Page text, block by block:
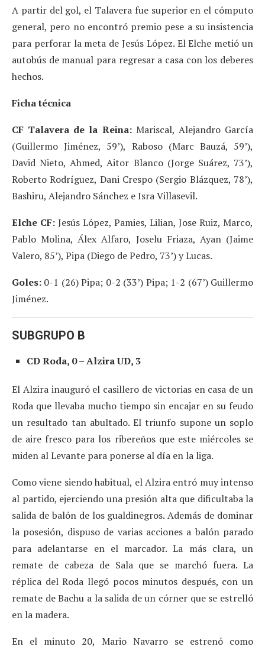
A partir del gol, el Talavera fue superior en el cómputo
general, pero no encontró premio pese a su insistencia
para perforar la meta de Jesús López. El Elche metió un
autobús de manual para regresar a casa con los deberes
hechos.
Ficha técnica
CF Talavera de la Reina:Mariscal, Alejandro García
(Guillermo Jiménez, 59’), Raboso (Marc Bauzá, 59’),
David Nieto, Ahmed, Aitor Blanco (Jorge Suárez, 73’),
Roberto Rodríguez, Dani Crespo (Sergio Blázquez, 78’),
Bashiru, Alejandro Sánchez e Isra Villasevil.
Elche CF: Jesús López, Pamies, Lilian, Jose Ruiz, Marco,
Pablo Molina, Álex Alfaro, Joselu Friaza, Ayan (Jaime
Valero, 85’), Pipa (Diego de Pedro, 73’) y Lucas.
Goles: 0-1 (26) Pipa; 0-2 (33’) Pipa; 1-2 (67’) Guillermo
Jiménez.
SUBGRUPO B
CD Roda, 0 – Alzira UD, 3
El Alzira inauguró el casillero de victorias en casa de un
Roda que llevaba mucho tiempo sin encajar en su feudo
un resultado tan abultado. El triunfo supone un soplo
de aire fresco para los ribereños que este miércoles se
miden al Levante para ponerse al día en la liga.
Como viene siendo habitual, el Alzira entró muy intenso
al partido, ejerciendo una presión alta que dificultaba la
salida de balón de los gualdinegros. Además de dominar
la posesión, dispuso de varias acciones a balón parado
para adelantarse en el marcador. La más clara, un
remate de cabeza de Sala que se marchó fuera. La
réplica del Roda llegó pocos minutos después, con un
remate de Bachu a la salida de un córner que se estrelló
en la madera.
En el minuto 20, Mario Navarro se estrenó como